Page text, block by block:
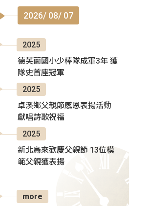
2026/ 08/ 07
2025
德芙蘭國小少棒隊成軍3年 獲
隊史首座冠軍
2025
卓溪鄉父親節感恩表揚活動
獻唱詩歌祝福
2025
新北烏來歡慶父親節 13位模
範父親獲表揚
more